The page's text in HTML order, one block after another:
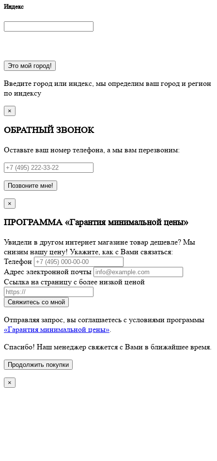
Индекс
Это мой город!
Введите город или индекс, мы определим ваш город и регион
по индексу
×
ОБРАТНЫЙ ЗВОНОК
Оставьте ваш номер телефона, а мы вам перезвоним:
Позвоните мне!
×
ПРОГРАММА «Гарантия минимальной цены»
Увидели в другом интернет магазине товар дешевле? Мы
снизим нашу цену! Укажите, как с Вами связаться:
Телефон
Адрес электронной почты
Ссылка на страницу с более низкой ценой
Свяжитесь со мной
Отправляя запрос, вы соглашаетесь с условиями программы
«Гарантия минимальной цены».
Спасибо! Наш менеджер свяжется с Вами в ближайшее время.
Продолжить покупки
×